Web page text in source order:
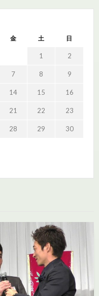
金 土 日
1 2
7 8 9
14 15 16
21 22 23
28 29 30